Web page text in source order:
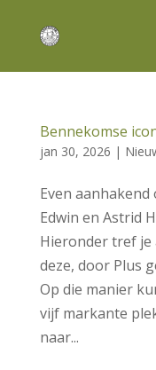
Bennekomse
jan 30, 2026 |
Even aanhakend
Edwin en Astrid
Hieronder tref je
deze, door Plus
Op die manier
vijf markante
naar...